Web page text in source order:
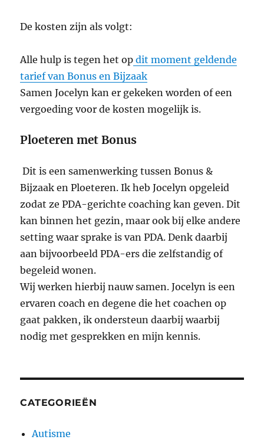
De kosten zijn als volgt:
Alle hulp is tegen het op dit moment geldende
tarief van Bonus en Bijzaak
Samen Jocelyn kan er gekeken worden of een
vergoeding voor de kosten mogelijk is.
Ploeteren met Bonus
Dit is een samenwerking tussen Bonus &
Bijzaak en Ploeteren. Ik heb Jocelyn opgeleid
zodat ze PDA-gerichte coaching kan geven. Dit
kan binnen het gezin, maar ook bij elke andere
setting waar sprake is van PDA. Denk daarbij
aan bijvoorbeeld PDA-ers die zelfstandig of
begeleid wonen.
Wij werken hierbij nauw samen. Jocelyn is een
ervaren coach en degene die het coachen op
gaat pakken, ik ondersteun daarbij waarbij
nodig met gesprekken en mijn kennis.
CATEGORIEËN
Autisme